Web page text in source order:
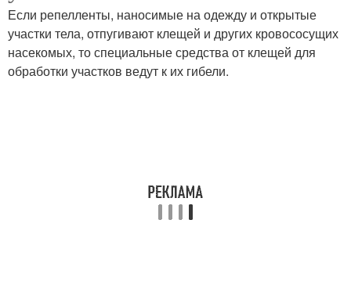
Если репелленты, наносимые на одежду и открытые
участки тела, отпугивают клещей и других кровососущих
насекомых, то специальные средства от клещей для
обработки участков ведут к их гибели.